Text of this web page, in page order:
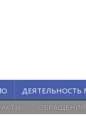
ДЕЯТЕЛЬНОСТЬ